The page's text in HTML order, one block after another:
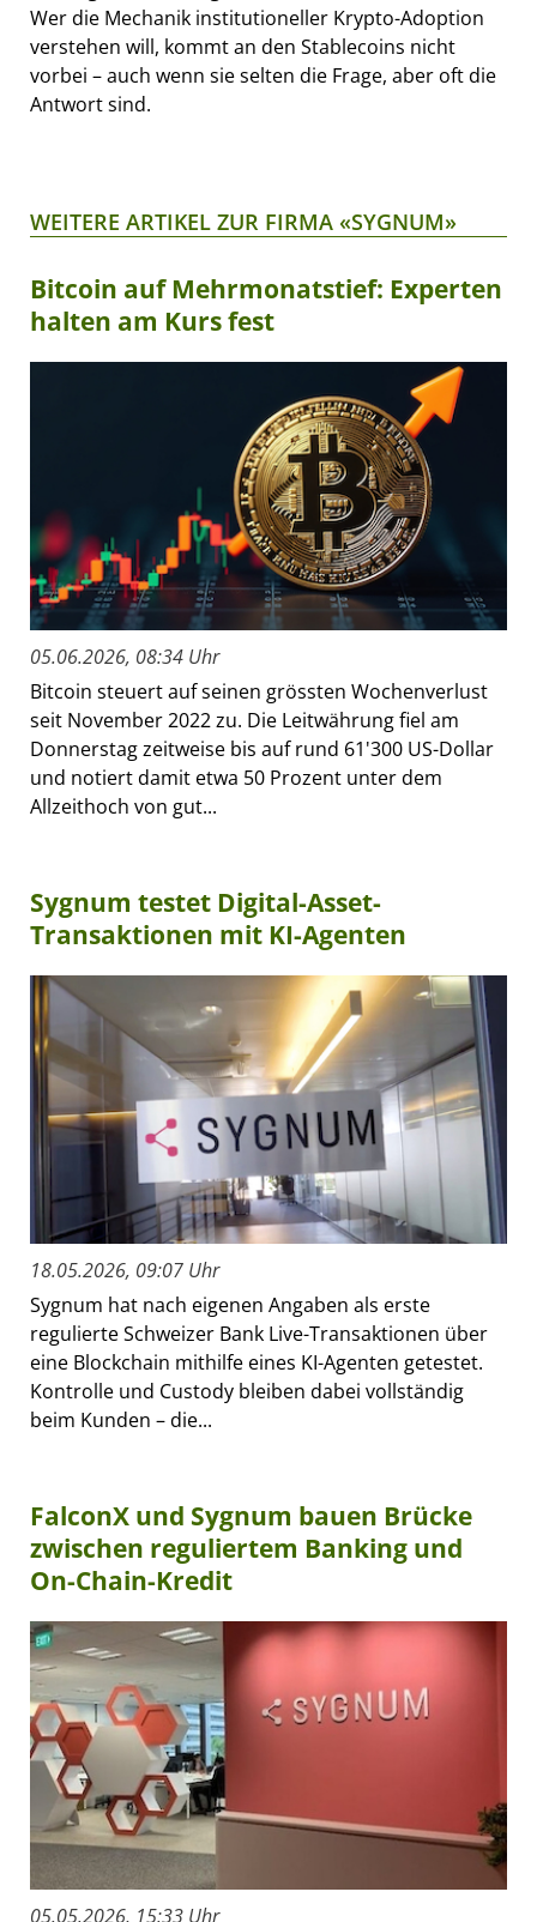
Wer die Mechanik institutioneller Krypto-Adoption
verstehen will, kommt an den Stablecoins nicht
vorbei – auch wenn sie selten die Frage, aber oft die
Antwort sind.
WEITERE ARTIKEL ZUR FIRMA «SYGNUM»
Bitcoin auf Mehrmonatstief: Experten
halten am Kurs fest
05.06.2026, 08:34 Uhr
Bitcoin steuert auf seinen grössten Wochenverlust
seit November 2022 zu. Die Leitwährung fiel am
Donnerstag zeitweise bis auf rund 61'300 US-Dollar
und notiert damit etwa 50 Prozent unter dem
Allzeithoch von gut...
Sygnum testet Digital-Asset-
Transaktionen mit KI-Agenten
18.05.2026, 09:07 Uhr
Sygnum hat nach eigenen Angaben als erste
regulierte Schweizer Bank Live-Transaktionen über
eine Blockchain mithilfe eines KI-Agenten getestet.
Kontrolle und Custody bleiben dabei vollständig
beim Kunden – die...
FalconX und Sygnum bauen Brücke
zwischen reguliertem Banking und
On-Chain-Kredit
05.05.2026, 15:33 Uhr